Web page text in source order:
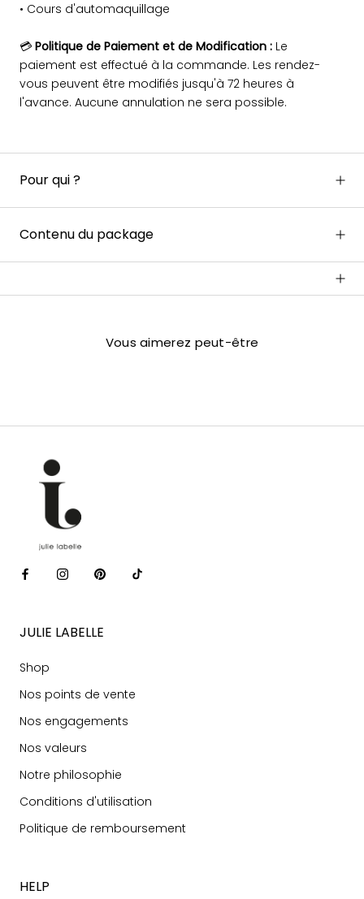
• Cours d'automaquillage
💳 Politique de Paiement et de Modification : Le
paiement est effectué à la commande. Les rendez-
vous peuvent être modifiés jusqu'à 72 heures à
l'avance. Aucune annulation ne sera possible.
Pour qui ?
Contenu du package
Vous aimerez peut-être
JULIE LABELLE
Shop
Nos points de vente
Nos engagements
Nos valeurs
Notre philosophie
Conditions d'utilisation
Politique de remboursement
HELP